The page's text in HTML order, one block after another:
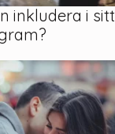
inkludera i sitt